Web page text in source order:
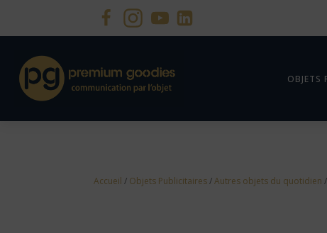
OBJETS
Accueil / Objets Publicitaires/Autres objets du quotidien